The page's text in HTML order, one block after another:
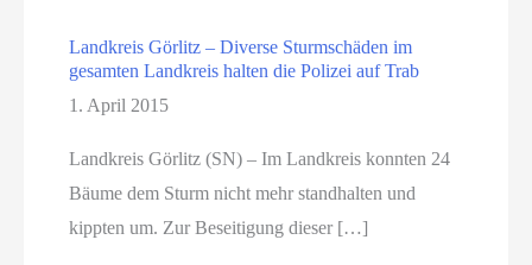
Landkreis Görlitz – Diverse Sturmschäden im
gesamten Landkreis halten die Polizei auf Trab
1. April 2015
Landkreis Görlitz (SN) – Im Landkreis konnten 24
Bäume dem Sturm nicht mehr standhalten und
kippten um. Zur Beseitigung dieser […]